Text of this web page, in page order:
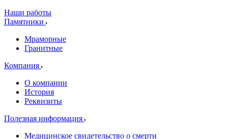
Наши работы
Памятники
Мраморные
Гранитные
Компания
О компании
История
Реквизиты
Полезная информация
Медицинское свидетельство о смерти